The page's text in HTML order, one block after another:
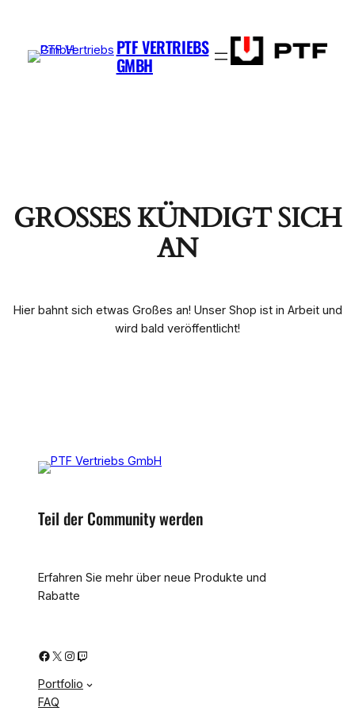
PTF VERTRIEBS
GMBH
GROSSES KÜNDIGT SICH A
N
Hier bahnt sich etwas Großes an! Unser Shop ist in Arbeit und
wird bald veröffentlicht!
Teil der Community werden
Erfahren Sie mehr über neue Produkte und
Rabatte
Facebook X Instagram Twitch
Portfolio
FAQ